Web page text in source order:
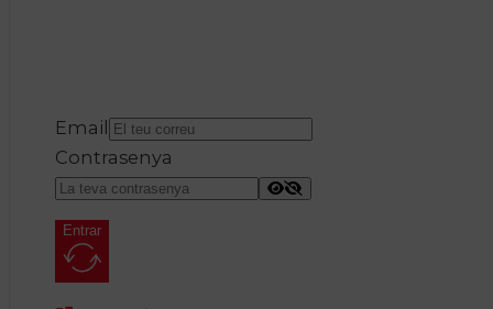
Email
Contrasenya
Entrar